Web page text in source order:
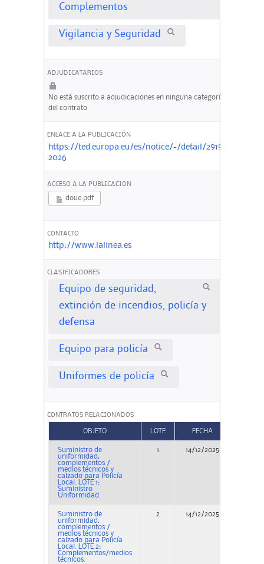
Complementos
Vigilancia y Seguridad
ADJUDICATARIOS
No está suscrito a adjudicaciones en ninguna categoría
del contrato
ENLACE A LA PUBLICACIÓN
https://ted.europa.eu/es/notice/-/detail/291925-
2026
ACCESO A LA PUBLICACION
doue.pdf
CONTACTO
http://www.lalinea.es
CLASIFICADORES
Equipo de seguridad,
extinción de incendios, policía y
defensa
Equipo para policía
Uniformes de policía
CONTRATOS RELACIONADOS
OBJETO LOTE FECHA
Suministro de
uniformidad,
complementos /
medios técnicos y
calzado para Policía
Local. LOTE 1:
Suministro
Uniformidad.
1 14/12/2025
Suministro de
uniformidad,
complementos /
medios técnicos y
calzado para Policía
Local. LOTE 2:
Complementos/medios
técnicos.
2 14/12/2025